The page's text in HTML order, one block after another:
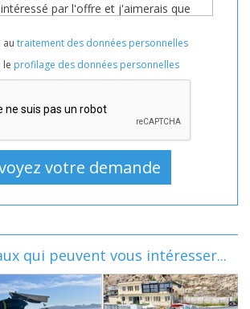
au traitement des données personnelles
le profilage des données personnelles
qui peuvent vous intéresser...